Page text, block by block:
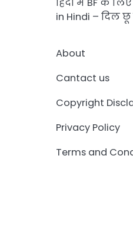
in Hindi – दिल
About
Cantact us
Copyright
Privacy Policy
Terms and